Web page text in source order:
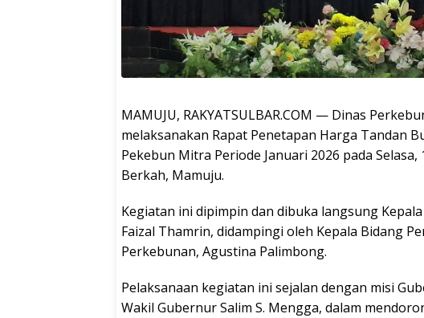
MAMUJU, RAKYATSULBAR.COM — Dinas
melaksanakan Rapat Penetapan Harga Tandan
Pekebun Mitra Periode Januari 2026 pada
Berkah, Mamuju.
Kegiatan ini dipimpin dan dibuka langsung
Faizal Thamrin, didampingi oleh Kepala Bidang
Perkebunan, Agustina Palimbong.
Pelaksanaan kegiatan ini sejalan dengan misi
Wakil Gubernur Salim S. Mengga, dalam